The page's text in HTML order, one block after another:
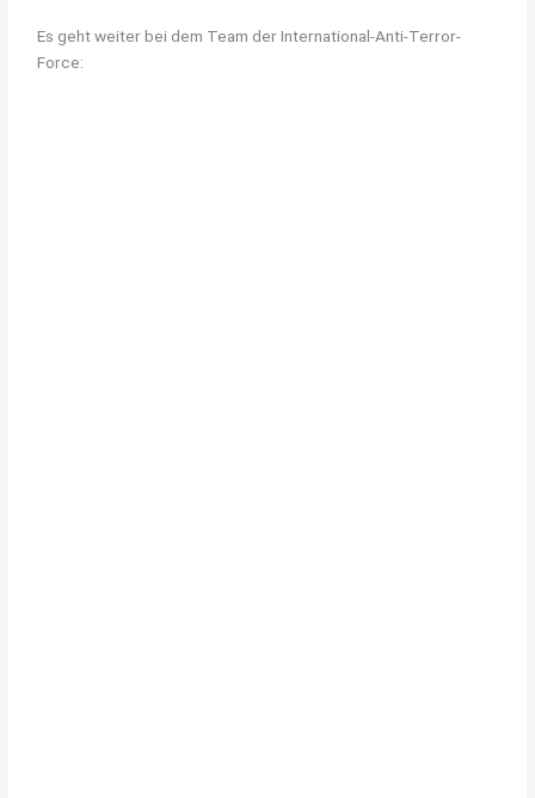
Es geht weiter bei dem Team der International-Anti-Terror-
Force: